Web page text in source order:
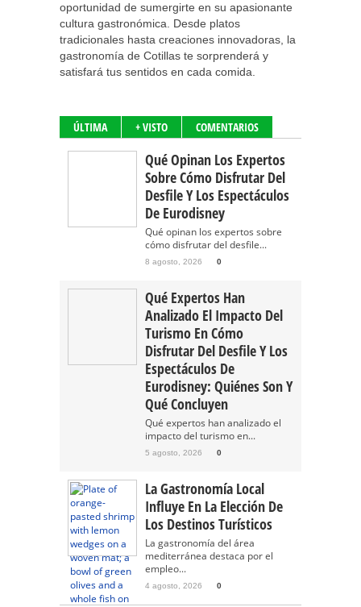
oportunidad de sumergirte en su apasionante
cultura gastronómica. Desde platos
tradicionales hasta creaciones innovadoras, la
gastronomía de Cotillas te sorprenderá y
satisfará tus sentidos en cada comida.
ÚLTIMA + VISTO COMENTARIOS
Qué Opinan Los Expertos
Sobre Cómo Disfrutar Del
Desfile Y Los Espectáculos
De Eurodisney
Qué opinan los expertos sobre
cómo disfrutar del desfile...
8 agosto, 2026 0
Qué Expertos Han
Analizado El Impacto Del
Turismo En Cómo
Disfrutar Del Desfile Y Los
Espectáculos De
Eurodisney: Quiénes Son Y
Qué Concluyen
Qué expertos han analizado el
impacto del turismo en...
5 agosto, 2026 0
La Gastronomía Local
Influye En La Elección De
Los Destinos Turísticos
La gastronomía del área
mediterránea destaca por el
empleo...
4 agosto, 2026 0